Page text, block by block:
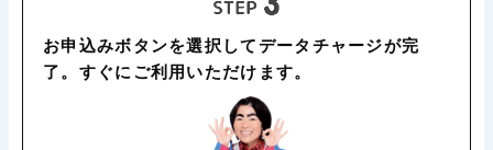
お申込みボタンを選択してデータチャージが完
了。すぐにご利用いただけます。